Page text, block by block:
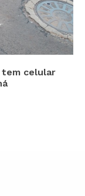
tem celular